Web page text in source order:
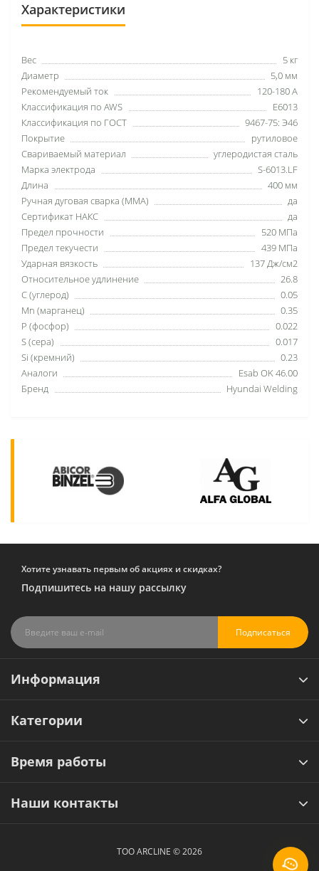
Характеристики
Вес
5 кг
Диаметр
5,0 мм
Рекомендуемый ток
120-180 A
Классификация по AWS
Е6013
Классификация по ГОСТ
9467-75: Э46
Покрытие
рутиловое
Свариваемый материал
углеродистая сталь
Марка электрода
S-6013.LF
Длина
400 мм
Ручная дуговая сварка (MMA)
да
Сертификат НАКС
да
Предел прочности
520 МПа
Предел текучести
439 МПа
Ударная вязкость
137 Дж/см2
Относительное удлинение
26.8
C (углерод)
0.05
Mn (марганец)
0.35
P (фосфор)
0.022
S (сера)
0.017
Si (кремний)
0.23
Аналоги
Esab OK 46.00
Бренд
Hyundai Welding
Хотите узнавать первым об акциях и скидках?
Подпишитесь на нашу рассылку
Подписаться
Информация
Категории
Время работы
Наши контакты
ТОО ARCLINE © 2026